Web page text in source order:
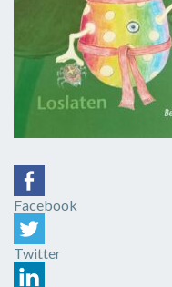
Facebook
Twitter